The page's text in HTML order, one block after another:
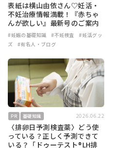
表紙は横山由依さん♡妊活・
不妊治療情報満載！『赤ちゃ
んが欲しい』最新号のご案内
#妊娠の基礎知識 #不妊検査
#妊活グッ
ズ
#有名人・ブログ
PR 基礎知識 2026.06.22
〈排卵日予測検査薬〉どう使
っている？正しく予測できて
いる？「ドゥーテスト®LH排